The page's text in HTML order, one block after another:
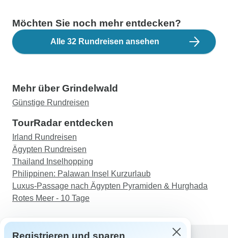
Möchten Sie noch mehr entdecken?
Alle 32 Rundreisen ansehen
Mehr über Grindelwald
Günstige Rundreisen
TourRadar entdecken
Irland Rundreisen
Ägypten Rundreisen
Thailand Inselhopping
Philippinen: Palawan Insel Kurzurlaub
Luxus-Passage nach Ägypten Pyramiden & Hurghada
Rotes Meer - 10 Tage
Registrieren und sparen